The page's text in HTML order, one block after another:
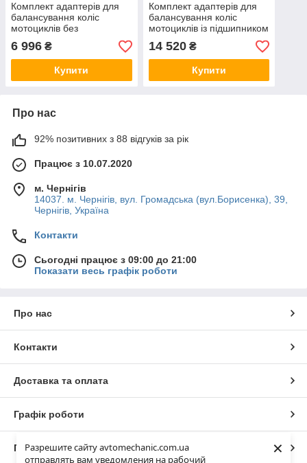
Разрешите сайту avtomechanic.com.ua
отправлять вам уведомления на рабочий
×
Комплект адаптерів для
балансування коліс
мотоциклів без
BRIGHT MJ-I
6 996 ₴
Купити
Комплект адаптерів для
балансування коліс
мотоциклів із підшипником
у маточині BRIGHT MJ-II
14 520₴
Купити
Про нас
92% позитивних з 88 відгуків за рік
Працює з 10.07.2020
м. Чернігів
14037. м. Чернігів, вул. Громадська (вул.Борисенка), 39,
Чернігів, Україна
Контакти
Сьогодні працює з 09:00 до 21:00
Показати весь графік роботи
Про нас
Контакти
Доставка та оплата
Графік роботи
Повна версія сайту